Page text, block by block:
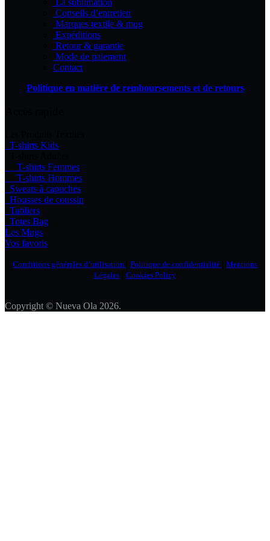
Conseils d’entretien
Marques textile & mug
Expéditions
Retour & garantie
Mode de paiement
Contact
Politique en matière de remboursements et de retours
T-shirts Kids
T-shirts Femmes
T-shirts Hommes
Sweats à capuches
Housses de coussin
Tabliers
Totes Bag
Les Mugs
Vos favoris
Conditions générales d’utilisation Politique de confidentialité
Mentions
Légales
Cookies Policy
Copyright © Nueva Ola 2026.